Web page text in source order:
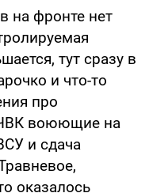
на фронте нет
тут сразу в
и что-то
про
воюющие на
и сдача
оказалось